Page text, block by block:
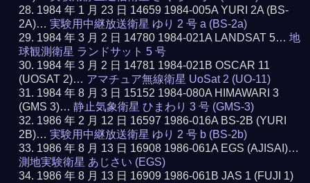
1984 年 1 月 23 日 14659 1984-005A YURI 2A (BS-
2A)…実験用中継放送衛星 ゆり 2 号 a (BS-2a)
1984 年 3 月 2 日 14780 1984-021A LANDSAT 5…地
球観測衛星 ランドサット 5 号
1984 年 3 月 2 日 14781 1984-021B OSCAR 11
(UOSAT 2)… アマチュア無線衛星 UoSat 2 (UO-11)
1984 年 8 月 3 日 15152 1984-080A HIMAWARI 3
(GMS 3)…静止気象衛星 ひまわり 3 号 (GMS-3)
1986 年 2 月 12 日 16597 1986-016A BS-2B (YURI
2B)…実験用中継放送衛星 ゆり 2 号 b (BS-2b)
1986 年 8 月 13 日 16908 1986-061A EGS (AJISAI)…
測地実験衛星 あじさい (EGS)
1986 年 8 月 13 日 16909 1986-061B JAS 1 (FUJI 1)